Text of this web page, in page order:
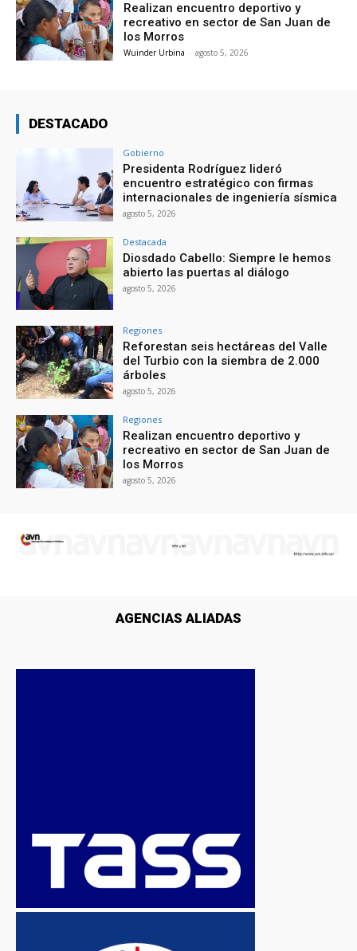
Realizan encuentro deportivo y
recreativo en sector de San Juan de
los Morros
Wuinder Urbina - agosto 5, 2026
DESTACADO
Gobierno
Presidenta Rodríguez lideró
encuentro estratégico con firmas
internacionales de ingeniería sísmica
agosto 5, 2026
Destacada
Diosdado Cabello: Siempre le hemos
abierto las puertas al diálogo
agosto 5, 2026
Regiones
Reforestan seis hectáreas del Valle
del Turbio con la siembra de 2.000
árboles
agosto 5, 2026
Regiones
Realizan encuentro deportivo y
recreativo en sector de San Juan de
los Morros
agosto 5, 2026
AGENCIAS ALIADAS